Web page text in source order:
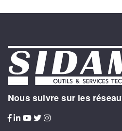
Nous suivre sur les